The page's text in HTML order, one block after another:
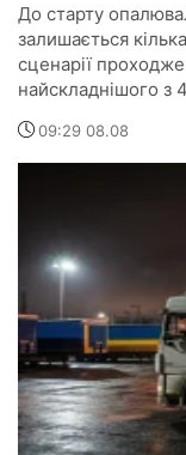
До старту
залишається
сценарії
найскладнішого з
09:29 08.08